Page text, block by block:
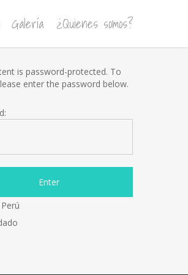
Galería ¿Quienes somos?
is password-protected. To
enter the password below.